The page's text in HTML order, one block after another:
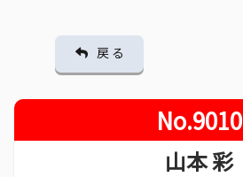
戻 る
No.9010
山本 彩